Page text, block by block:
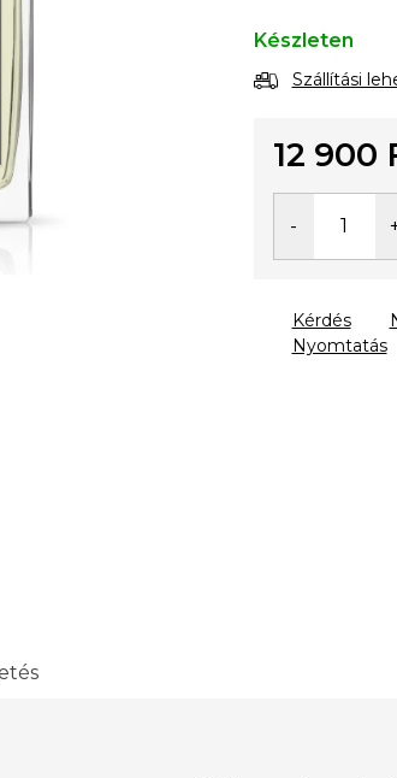
Készleten
Szállítási
12 900
Nyomtatás
Kérdés